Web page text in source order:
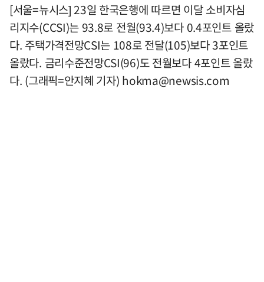
[서울=뉴시스] 23일 한국은행에 따르면 이달 소비자심
리지수(CCSI)는 93.8로 전월(93.4)보다 0.4포인트 올랐
다. 주택가격전망CSI는 108로 전달(105)보다 3포인트
올랐다. 금리수준전망CSI(96)도 전월보다 4포인트 올랐
다. (그래픽=안지혜 기자) hokma@newsis.com